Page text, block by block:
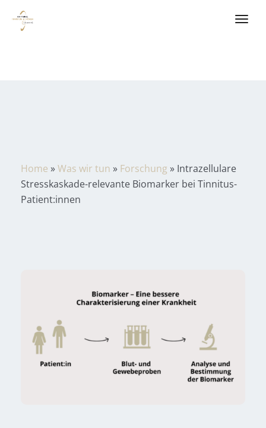
Home »Was wir tun » Forschung » Intrazellulare
Stresskaskade-relevante Biomarker bei Tinnitus-
Patient:innen